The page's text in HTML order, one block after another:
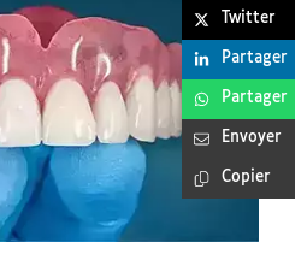
Twitter
Partager
Partager
Envoyer
Copier